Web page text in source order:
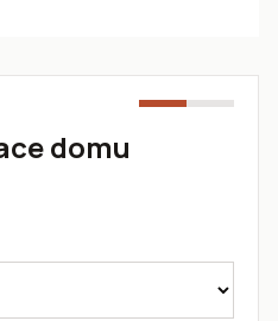
domu